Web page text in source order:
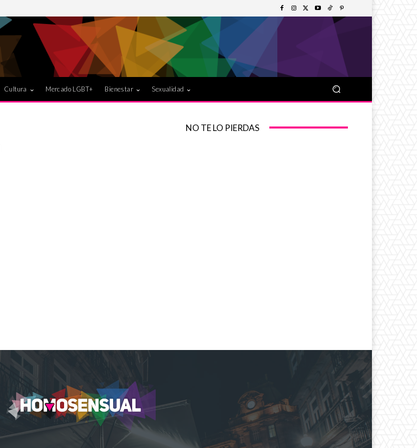
Cultura Mercado LGBT+ Bienestar Sexualidad
NO TE LO PIERDAS